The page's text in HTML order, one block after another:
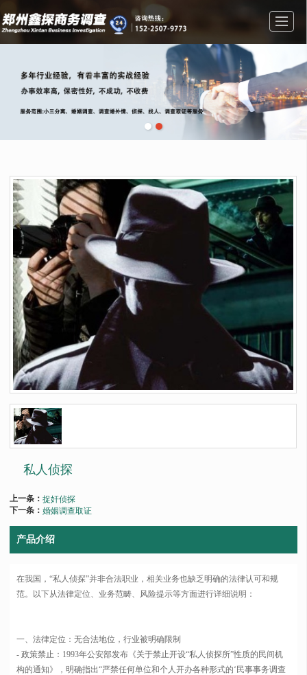
新闻资讯
地图导航
私人侦探
上一条：捉奸侦探
下一条：婚姻调查取证
产品介绍
在我国，“私人侦探”并非合法职业，相关业务也缺乏明确的法律认可和规
范。以下从法律定位、业务范畴、风险提示等方面进行详细说明：
一、法律定位：无合法地位，行业被明确限制
- 政策禁止：1993年公安部发布《关于禁止开设“私人侦探所”性质的民间机
构的通知》，明确指出“严禁任何单位和个人开办各种形式的‘民事事务调查